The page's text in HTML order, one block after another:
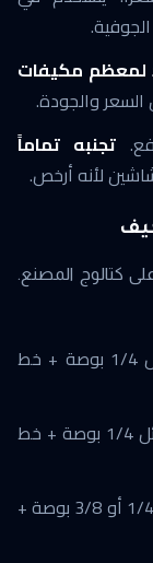
لمعظم مكيفات
السعر والجودة.
تجنبه تماماً
لأنه أرخص.
كتالوج المصنع.
خط السائل 1/4 بوصة + خط
خط السائل 1/4 بوصة + خط
خط السائل 1/4 أو 3/8 بوصة +